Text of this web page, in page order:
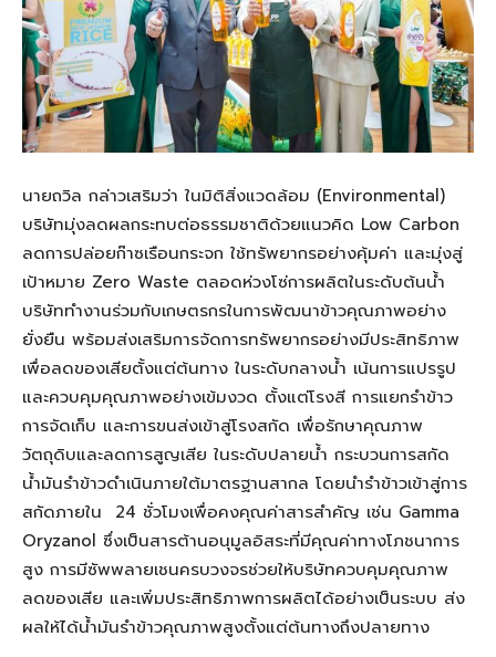
นายถวิล กล่าวเสริมว่า ในมิติสิ่งแวดล้อม (Environmental)
บริษัทมุ่งลดผลกระทบต่อธรรมชาติด้วยแนวคิด Low Carbon
ลดการปล่อยก๊าซเรือนกระจก ใช้ทรัพยากรอย่างคุ้มค่า และมุ่งสู่
เป้าหมาย Zero Waste ตลอดห่วงโซ่การผลิตในระดับต้นน้ำ
บริษัททำงานร่วมกับเกษตรกรในการพัฒนาข้าวคุณภาพอย่าง
ยั่งยืน พร้อมส่งเสริมการจัดการทรัพยากรอย่างมีประสิทธิภาพ
เพื่อลดของเสียตั้งแต่ต้นทาง ในระดับกลางน้ำ เน้นการแปรรูป
และควบคุมคุณภาพอย่างเข้มงวด ตั้งแต่โรงสี การแยกรำข้าว
การจัดเก็บ และการขนส่งเข้าสู่โรงสกัด เพื่อรักษาคุณภาพ
วัตถุดิบและลดการสูญเสีย ในระดับปลายน้ำ กระบวนการสกัด
น้ำมันรำข้าวดำเนินภายใต้มาตรฐานสากล โดยนำรำข้าวเข้าสู่การ
สกัดภายใน 24 ชั่วโมงเพื่อคงคุณค่าสารสำคัญ เช่น Gamma
Oryzanol ซึ่งเป็นสารต้านอนุมูลอิสระที่มีคุณค่าทางโภชนาการ
สูง การมีซัพพลายเชนครบวงจรช่วยให้บริษัทควบคุมคุณภาพ
ลดของเสีย และเพิ่มประสิทธิภาพการผลิตได้อย่างเป็นระบบ ส่ง
ผลให้ได้น้ำมันรำข้าวคุณภาพสูงตั้งแต่ต้นทางถึงปลายทาง